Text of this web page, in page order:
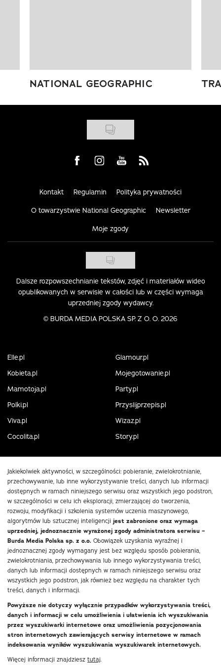
NATIONAL GEOGRAPHIC
Visit us on Facebook
Visit us on Instagram
Visit us on Youtube
Visit us on Rss
Kontakt Regulamin Polityka prywatności
O towarzystwie National Geographic Newsletter
Moje zgody
Dalsze rozpowszechnianie tekstów, zdjęć i materiałów wideo
opublikowanych w serwisie w całości lub w części wymaga
uprzedniej zgody wydawcy.
© BURDA MEDIA POLSKA SP. Z O. O. 2026
Elle.pl
Glamour.pl
Kobieta.pl
Mojegotowanie.pl
Mamotoja.pl
Party.pl
Polki.pl
Przyslijprzepis.pl
Viva.pl
Wizaz.pl
Cocolita.pl
Story.pl
Jakiekolwiek aktywności, w szczególności: pobieranie, zwielokrotnianie,
przechowywanie, lub inne wykorzystywanie treści, danych lub informacji
dostępnych w ramach niniejszego serwisu oraz wszystkich jego podstron,
w szczególności w celu ich eksploracji, zmierzającej do tworzenia,
rozwoju, modyfikacji i szkolenia systemów uczenia maszynowego,
algorytmów lub sztucznej inteligencji jest zabronione oraz wymaga
uprzedniej, jednoznacznie wyrażonej zgody administratora serwisu –
Burda Media Polska sp. z o.o. Obowiązek uzyskania wyraźnej i
jednoznacznej zgody wymagany jest bez względu sposób pobierania,
zwielokrotniania, przechowywania lub innego wykorzystywania treści,
danych lub informacji dostępnych w ramach niniejszego serwisu oraz
wszystkich jego podstron, jak również bez względu na charakter tych
treści, danych i informacji.
Powyższe nie dotyczy wyłącznie przypadków wykorzystywania treści,
danych i informacji w celu umożliwienia i ułatwienia ich wyszukiwania
przez wyszukiwarki internetowe oraz umożliwienia pozycjonowania
stron internetowych zawierających serwisy internetowe w ramach
indeksowania wyników wyszukiwania wyszukiwarek internetowych.
Więcej informacji znajdziesz tutaj.